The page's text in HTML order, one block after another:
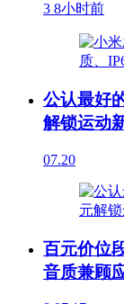
3 8小时前
公认最好
解锁运动
07.20
百元价位
音质兼顾